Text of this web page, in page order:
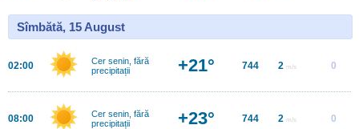
Sîmbătă, 15 August
02:00
Cer senin, fără
precipitații
+21° 744 2 m/s 0
08:00
Cer senin, fără
precipitații
+23° 744 2 m/s 0